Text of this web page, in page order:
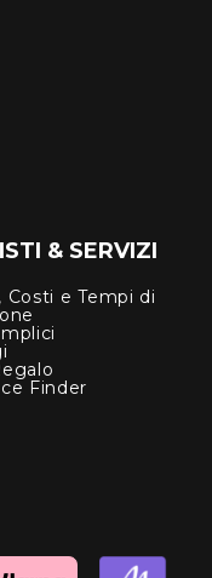
& SERVIZI
Costi e Tempi di
Finder